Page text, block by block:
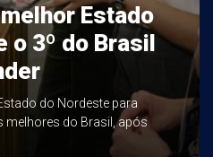
Estado
o 3º do Brasil
do Nordeste para
melhores do Brasil, após